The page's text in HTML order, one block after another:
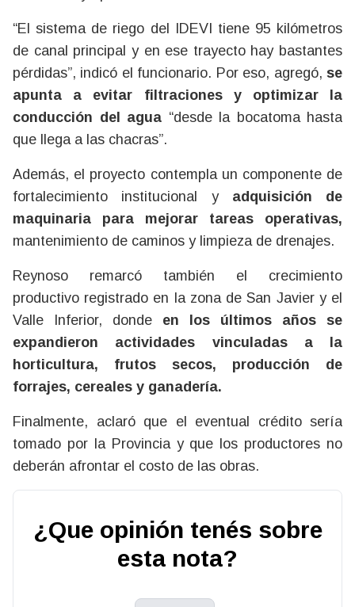
“El sistema de riego del IDEVI tiene 95 kilómetros
de canal principal y en ese trayecto hay bastantes
pérdidas”, indicó el funcionario. Por eso, agregó, se
apunta a evitar filtraciones y optimizar la
conducción del agua “desde la bocatoma hasta
que llega a las chacras”.
Además, el proyecto contempla un componente de
fortalecimiento institucional y adquisición de
maquinaria para mejorar tareas operativas,
mantenimiento de caminos y limpieza de drenajes.
Reynoso remarcó también el crecimiento
productivo registrado en la zona de San Javier y el
Valle Inferior, donde en los últimos años se
expandieron actividades vinculadas a la
horticultura, frutos secos, producción de
forrajes, cereales y ganadería.
Finalmente, aclaró que el eventual crédito sería
tomado por la Provincia y que los productores no
deberán afrontar el costo de las obras.
¿Que opinión tenés sobre
esta nota?